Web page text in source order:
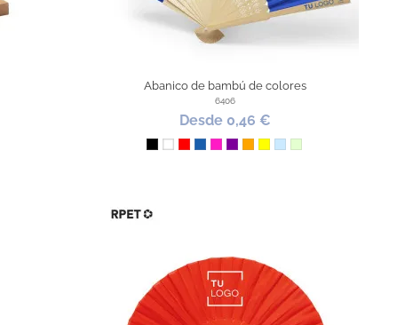
Abanico de bambú de colores
6406
Desde 0,46 €
NegroBlanco
RojoAzulFucsiaMorado
Naranja
Amarillo
Azul Claro
Verde Claro